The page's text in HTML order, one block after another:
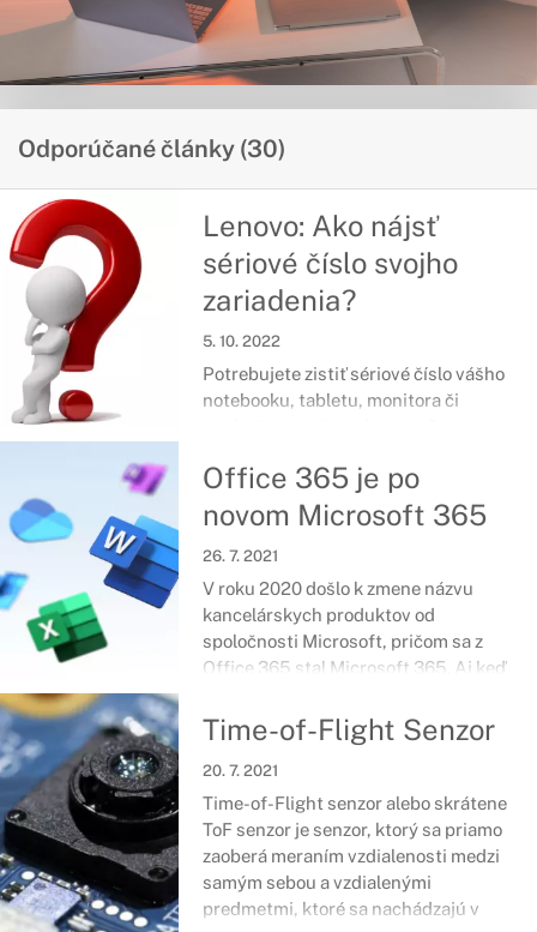
Odporúčané články (30)
Lenovo: Ako nájsť
sériové číslo svojho
zariadenia?
5. 10. 2022
Potrebujete zistiť sériové číslo vášho
notebooku, tabletu, monitora či
stručnú radu ako ho objaviť priamo na
zariadení.
Office 365 je po
novom Microsoft 365
26. 7. 2021
V roku 2020 došlo k zmene názvu
kancelárskych produktov od
spoločnosti Microsoft, pričom sa z
Office 365 stal Microsoft 365. Aj keď
predplatné balíky zostávajú stále
rovnaké.
Time-of-Flight Senzor
20. 7. 2021
Time-of-Flight senzor alebo skrátene
ToF senzor je senzor, ktorý sa priamo
zaoberá meraním vzdialenosti medzi
samým sebou a vzdialenými
predmetmi, ktoré sa nachádzajú v